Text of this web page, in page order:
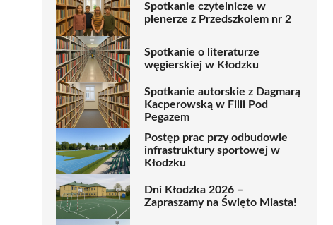
Spotkanie czytelnicze w
plenerze z Przedszkolem nr 2
Spotkanie o literaturze
węgierskiej w Kłodzku
Spotkanie autorskie z Dagmarą
Kacperowską w Filii Pod
Pegazem
Postęp prac przy odbudowie
infrastruktury sportowej w
Kłodzku
Dni Kłodzka 2026 –
Zapraszamy na Święto Miasta!